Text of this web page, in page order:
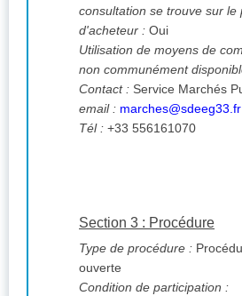
consultation se trouve sur le
d'acheteur : Oui
Utilisation de moyens de
non communément
Contact : Service Marchés
email : marches@sdeeg33.fr
Tél : +33 556161070
Section 3 : Procédure
Type de procédure :
ouverte
Condition de participation :